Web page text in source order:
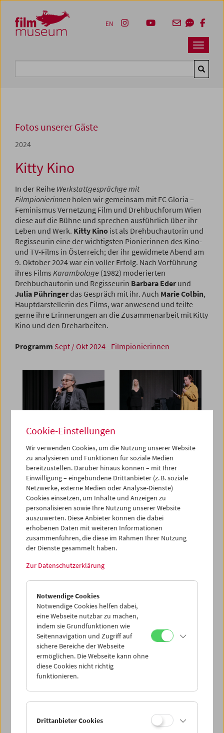
Zum Inhalt
Zum Hauptmenü
Zur Servicenavigation
Zum Suche
Navbar
EN
Fotos unserer Gäste
2024
Kitty Kino
In der Reihe Werkstattgesprächge mit
Filmpionierinnen holen wir gemeinsam mit FC Gloria –
Feminismus Vernetzung Film und Drehbuchforum Wien
diese auf die Bühne und sprechen ausführlich über ihr
Leben und Werk. Kitty Kino ist als Drehbuchautorin und
Regisseurin eine der wichtigsten Pionierinnen des Kino-
und TV-Films in Österreich; der ihr gewidmete Abend am
9. Oktober 2024 war ein voller Erfolg. Nach Vorführung
ihres Films Karambolage (1982) moderierten
Drehbuchautorin und Regisseurin Barbara Ederund
Julia Pühringerdas Gespräch mit ihr. Auch Marie Colbin,
Hauptdarstellerin des Films, war anwesend und teilte
gerne ihre Erinnerungen an die Zusammenarbeit mit Kitty
Kino und den Dreharbeiten.
Programm Sept / Okt 2024 - Filmpionierinnen
Cookie-Einstellungen
Wir verwenden Cookies, um die Nutzung unserer Website
zu analysieren und Funktionen für soziale Medien
bereitzustellen. Darüber hinaus können – mit Ihrer
Einwilligung – eingebundene Drittanbieter (z. B. soziale
Netzwerke, externe Medien oder Analyse-Dienste)
Cookies einsetzen, um Inhalte und Anzeigen zu
personalisieren sowie Ihre Nutzung unserer Website
auszuwerten. Diese Anbieter können die dabei
erhobenen Daten mit weiteren Informationen
zusammenführen, die diese im Rahmen Ihrer Nutzung
der Dienste gesammelt haben.
Zur Datenschutzerklärung
Notwendige Cookies
Notwendige Cookies helfen dabei,
eine Webseite nutzbar zu machen,
indem sie Grundfunktionen wie
Seitennavigation und Zugriff auf
sichere Bereiche der Webseite
ermöglichen. Die Webseite kann ohne
diese Cookies nicht richtig
funktionieren.
Drittanbieter Cookies